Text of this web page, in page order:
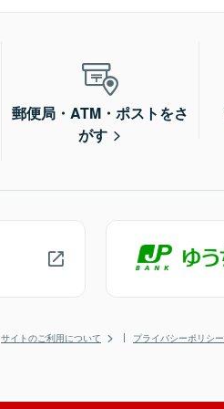
郵便局・ATM・ポストをさ
がす
サイトのご利用について プライバシーポリシー